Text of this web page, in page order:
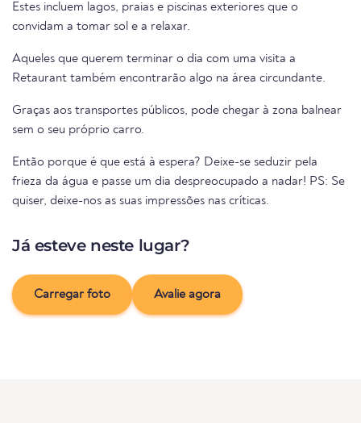
Estes incluem lagos, praias e piscinas exteriores que o
convidam a tomar sol e a relaxar.
Aqueles que querem terminar o dia com uma visita a
Retaurant também encontrarão algo na área circundante.
Graças aos transportes públicos, pode chegar à zona balnear
sem o seu próprio carro.
Então porque é que está à espera? Deixe-se seduzir pela
frieza da água e passe um dia despreocupado a nadar! PS: Se
quiser, deixe-nos as suas impressões nas críticas.
Já esteve neste lugar?
Carregar foto Avalie agora